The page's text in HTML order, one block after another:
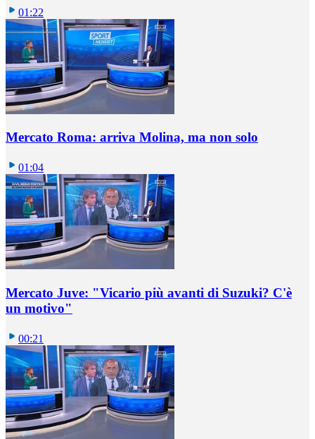
01:22
Mercato Roma: arriva Molina, ma non solo
01:04
Mercato Juve: "Vicario più avanti di Suzuki? C'è
un motivo"
00:21